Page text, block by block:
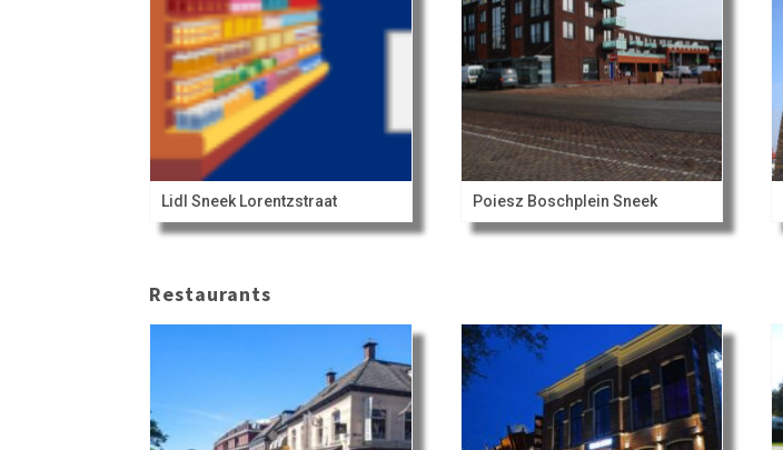
Lidl Sneek Lorentzstraat Poiesz Boschplein Sneek
Restaurants